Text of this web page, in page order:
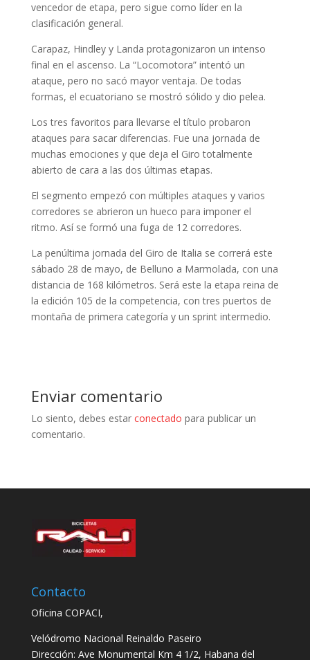
vencedor de etapa, pero sigue como líder en la
clasificación general.
Carapaz, Hindley y Landa protagonizaron un intenso
final en el ascenso. La “Locomotora” intentó un
ataque, pero no sacó mayor ventaja. De todas
formas, el ecuatoriano se mostró sólido y dio pelea.
Los tres favoritos para llevarse el título probaron
ataques para sacar diferencias. Fue una jornada de
muchas emociones y que deja el Giro totalmente
abierto de cara a las dos últimas etapas.
El segmento empezó con múltiples ataques y varios
corredores se abrieron un hueco para imponer el
ritmo. Así se formó una fuga de 12 corredores.
La penúltima jornada del Giro de Italia se correrá este
sábado 28 de mayo, de Belluno a Marmolada, con una
distancia de 168 kilómetros. Será este la etapa reina de
la edición 105 de la competencia, con tres puertos de
montaña de primera categoría y un sprint intermedio.
Enviar comentario
Lo siento, debes estar conectado para publicar un
comentario.
Contacto
Oficina COPACI,
Velódromo Nacional Reinaldo Paseiro
Dirección: Ave Monumental Km 4 1/2, Habana del